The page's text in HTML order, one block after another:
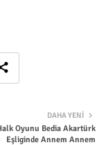
DAHA YENI
Oyunu Bedia Akartürk
Eşliginde Annem Annem